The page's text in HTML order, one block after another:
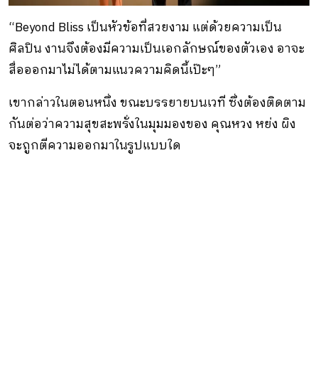
“Beyond Bliss เป็นหัวข้อที่สวยงาม แต่ด้วยความเป็น
ศิลปิน งานจึงต้องมีความเป็นเอกลักษณ์ของตัวเอง อาจะ
สื่อออกมาไม่ได้ตามแนวความคิดนี้เป๊ะๆ”
เขากล่าวในตอนหนึ่ง ขณะบรรยายบนเวที ซึ่งต้องติดตาม
กันต่อว่าความสุขสะพรั่งในมุมมองของ คุณหวง หย่ง ผิง
จะถูกตีความออกมาในรูปแบบใด